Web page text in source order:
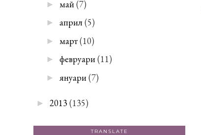
► май (7)
► април(5)
► март(10)
► февруари(11)
► януари (7)
► 2013(135)
TRANSLATE